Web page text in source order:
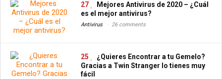
27
Mejores Antivirus de 2020 – ¿Cuál
es el mejor antivirus?
Antivirus 26 comments
25
¿Quieres Encontrar a tu Gemelo?
Gracias a Twin Stranger lo tienes muy
fácil